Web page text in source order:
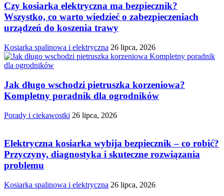
Czy kosiarka elektryczna ma bezpiecznik?
Wszystko, co warto wiedzieć o zabezpieczeniach
urządzeń do koszenia trawy
Kosiarka spalinowa i elektryczna 26 lipca, 2026
Jak długo wschodzi pietruszka korzeniowa?
Kompletny poradnik dla ogrodników
Porady i ciekawostki 26 lipca, 2026
Elektryczna kosiarka wybija bezpiecznik – co robić?
Przyczyny, diagnostyka i skuteczne rozwiązania
problemu
Kosiarka spalinowa i elektryczna 26 lipca, 2026